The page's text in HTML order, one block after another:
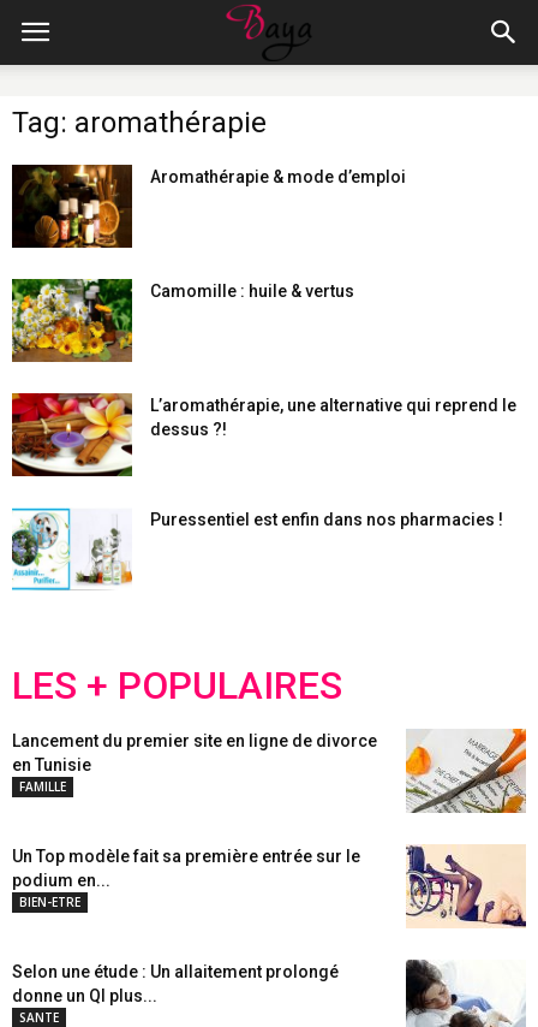
Tag: aromathérapie
Aromathérapie & mode d’emploi
Camomille : huile & vertus
L’aromathérapie, une alternative qui reprend le
dessus ?!
Puressentiel est enfin dans nos pharmacies !
LES + POPULAIRES
Lancement du premier site en ligne de divorce
en Tunisie
FAMILLE
Un Top modèle fait sa première entrée sur le
podium en...
BIEN-ETRE
Selon une étude : Un allaitement prolongé
donne un QI plus...
SANTE